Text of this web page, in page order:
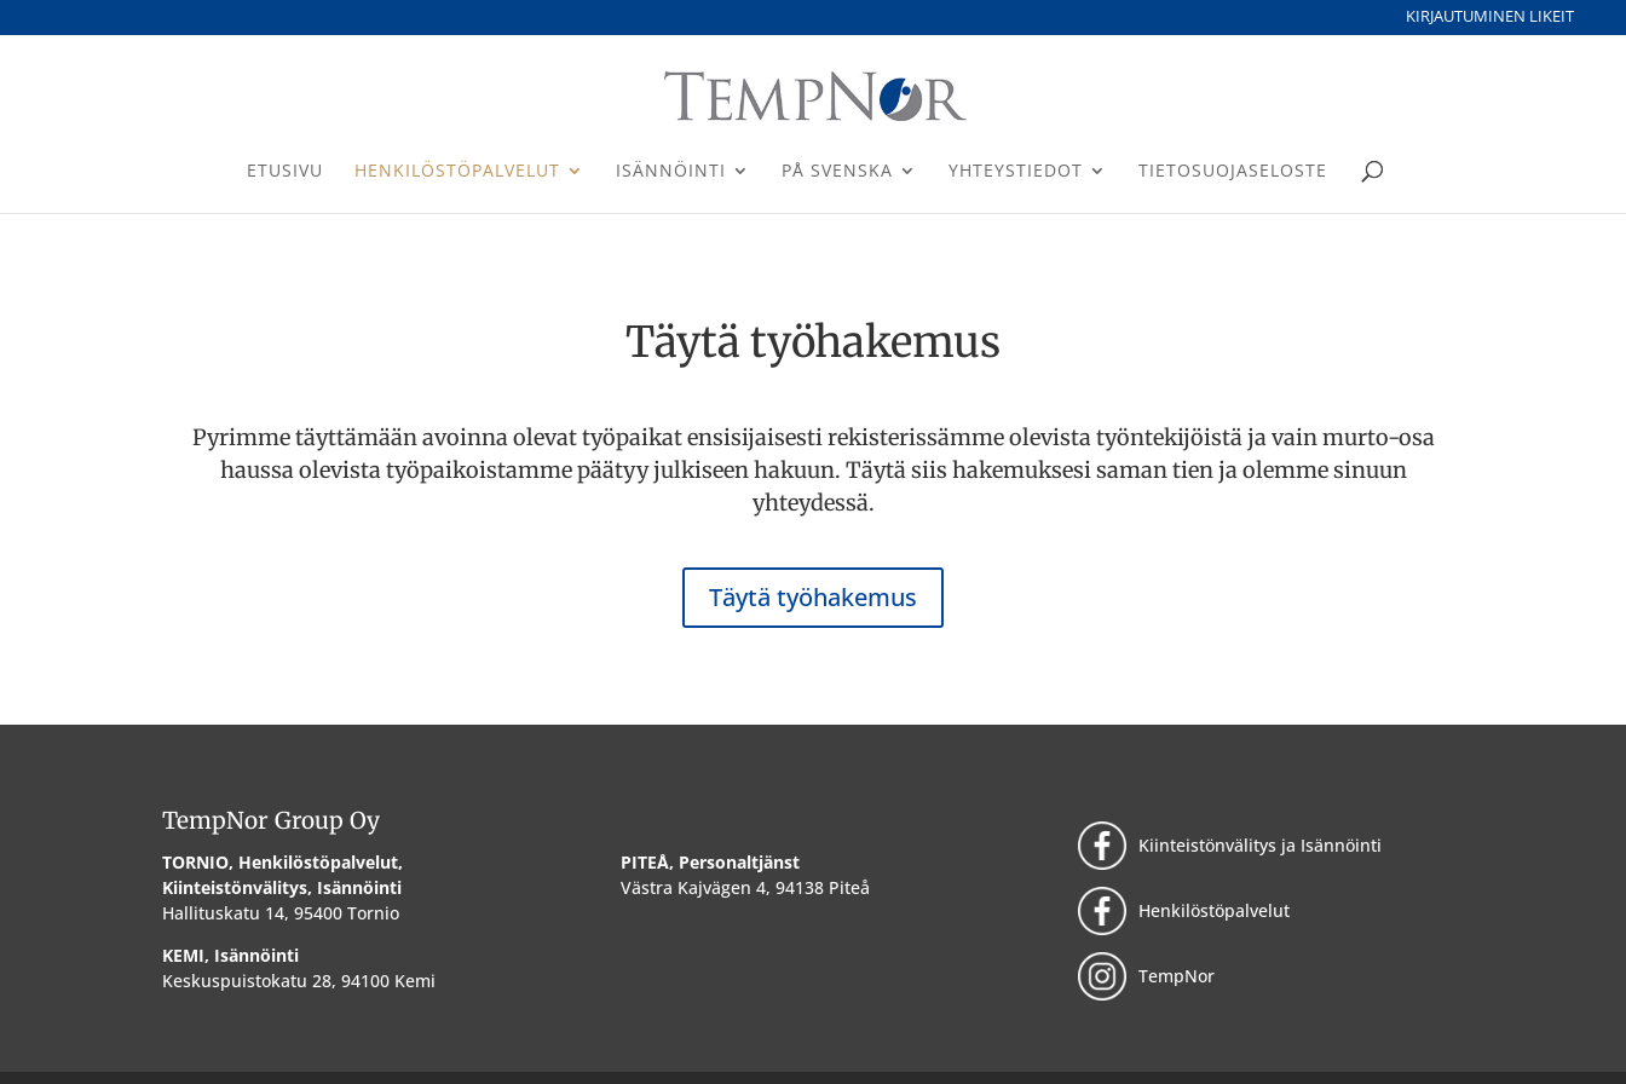
KIRJAUTUMINEN LIKEIT
ETUSIVU HENKILÖSTÖPALVELUT ISÄNNÖINTI PÅ SVENSKA YHTEYSTIEDOT TIETOSUOJASELOSTE
Täytä työhakemus
Pyrimme täyttämään avoinna olevat työpaikat ensisijaisesti rekisterissämme olevista työntekijöistä ja vain murto-osa
haussa olevista työpaikoistamme päätyy julkiseen hakuun. Täytä siis hakemuksesi saman tien ja olemme sinuun
yhteydessä.
Täytä työhakemus
TempNor Group Oy
TORNIO, Henkilöstöpalvelut,
Kiinteistönvälitys, Isännöinti
Hallituskatu 14, 95400 Tornio
KEMI, Isännöinti
Keskuspuistokatu 28, 94100 Kemi
PITEÅ, Personaltjänst
Västra Kajvägen 4, 94138 Piteå
Kiinteistönvälitys ja Isännöinti
Henkilöstöpalvelut
TempNor